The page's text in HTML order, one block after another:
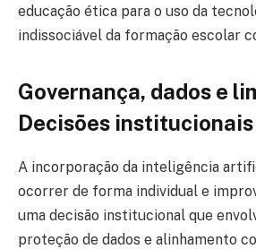
educação ética para o uso da
indissociável da formação escolar
Governança, dados e
Decisões institucionais
A incorporação da inteligência
ocorrer de forma individual e
uma decisão institucional que
proteção de dados e alinhamento